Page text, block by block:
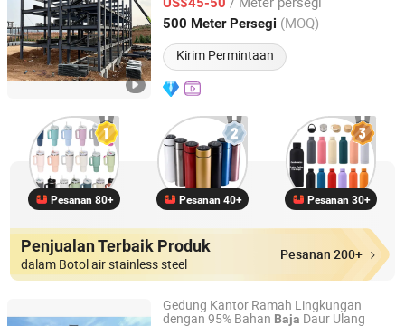
500 Meter Persegi (MOQ)
Kirim Permintaan
Jiangsu, China Harga mulai 2026
Pesanan 80+ Pesanan 40+ Pesanan 30+
Penjualan Terbaik Produk
dalam Botol air stainless steel
Pesanan 200+
Gedung Kantor Ramah Lingkungan
dengan 95% Bahan Baja Daur Ulang